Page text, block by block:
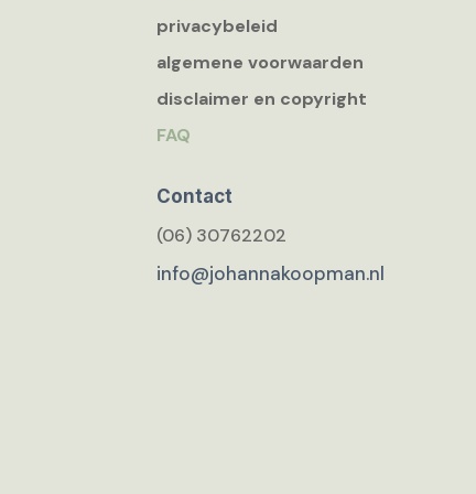
privacybeleid
algemene voorwaarden
disclaimer en copyright
FAQ
Contact
(06) 30762202
info@johannakoopman.nl